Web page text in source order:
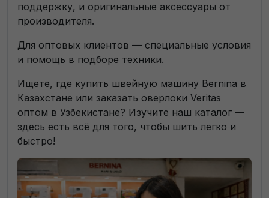
поддержку, и оригинальные аксессуары от
производителя.
Для оптовых клиентов — специальные условия
и помощь в подборе техники.
Ищете, где купить швейную машину Bernina в
Казахстане или заказать оверлоки Veritas
оптом в Узбекистане? Изучите наш каталог —
здесь есть всё для того, чтобы шить легко и
быстро!